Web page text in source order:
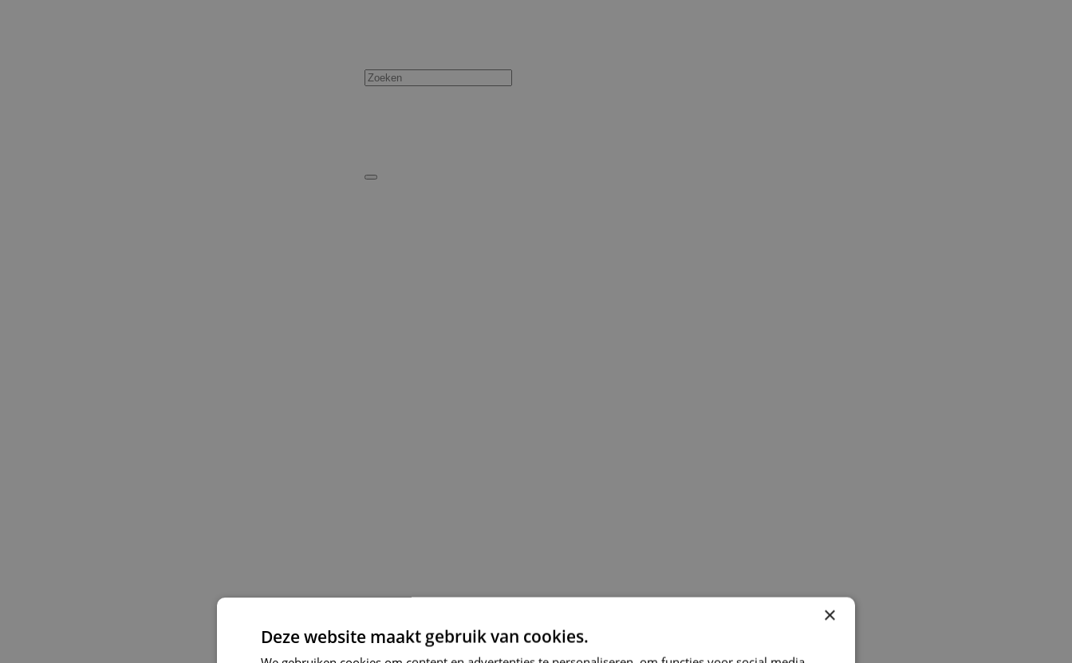
×
Deze website maakt gebruik van cookies.